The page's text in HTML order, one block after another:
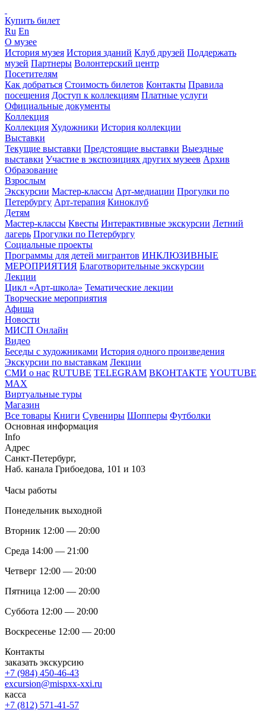
Купить билет
Ru En
О музее
История музея История зданий Клуб друзей Поддержать
музей Партнеры Волонтерский центр
Посетителям
Как добраться Стоимость билетов Контакты Правила
посещения Доступ к коллекциям Платные услуги
Официальные документы
Коллекция
Коллекция Художники История коллекции
Выставки
Текущие выставки Предстоящие выставки Выездные
выставки Участие в экспозициях других музеев Архив
Образование
Взрослым
Экскурсии Мастер-классы Арт-медиации Прогулки по
Петербургу Арт-терапия Киноклуб
Детям
Мастер-классы Квесты Интерактивные экскурсии Летний
лагерь Прогулки по Петербургу
Социальные проекты
Программы для детей мигрантов ИНКЛЮЗИВНЫЕ
МЕРОПРИЯТИЯ Благотворительные экскурсии
Лекции
Цикл «Арт-школа» Тематические лекции
Творческие мероприятия
Афиша
Новости
МИСП Онлайн
Видео
Беседы с художниками История одного произведения
Экскурсии по выставкам Лекции
СМИ о нас RUTUBE TELEGRAM ВКОНТАКТЕ YOUTUBE
MAX
Виртуальные туры
Магазин
Все товары Книги Сувениры Шопперы Футболки
Основная информация
Info
Адрес
Санкт-Петербург,
Наб. канала Грибоедова, 101 и 103
Часы работы
Понедельник выходной
Вторник 12:00 — 20:00
Среда 14:00 — 21:00
Четверг 12:00 — 20:00
Пятница 12:00 — 20:00
Суббота 12:00 — 20:00
Воскресенье 12:00 — 20:00
Контакты
заказать экскурсию
+7 (984) 450-46-43
excursion@mispxx-xxi.ru
касса
+7 (812) 571-41-57